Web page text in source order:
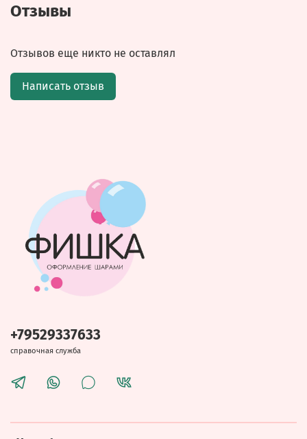
Отзывы
Отзывов еще никто не оставлял
Написать отзыв
+79529337633
справочная служба